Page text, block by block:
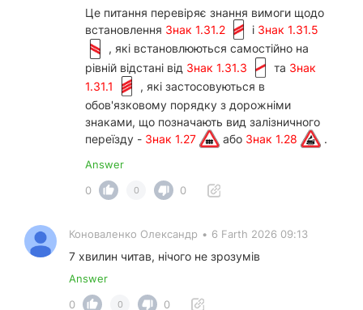
Це питання перевіряє знання вимоги щодо
встановлення Знак 1.31.2 і Знак 1.31.5
, які встановлюються самостійно на
рівній відстані від Знак 1.31.3 та Знак
1.31.1
, які застосовуються в
обов'язковому порядку з дорожніми
знаками, що позначають вид залізничного
переїзду - Знак 1.27 або Знак 1.28 .
Answer
0
0 0
Коноваленко Олександр • 6 Farth 2026 09:13
7 хвилин читав, нічого не зрозумів
Answer
0
0 0